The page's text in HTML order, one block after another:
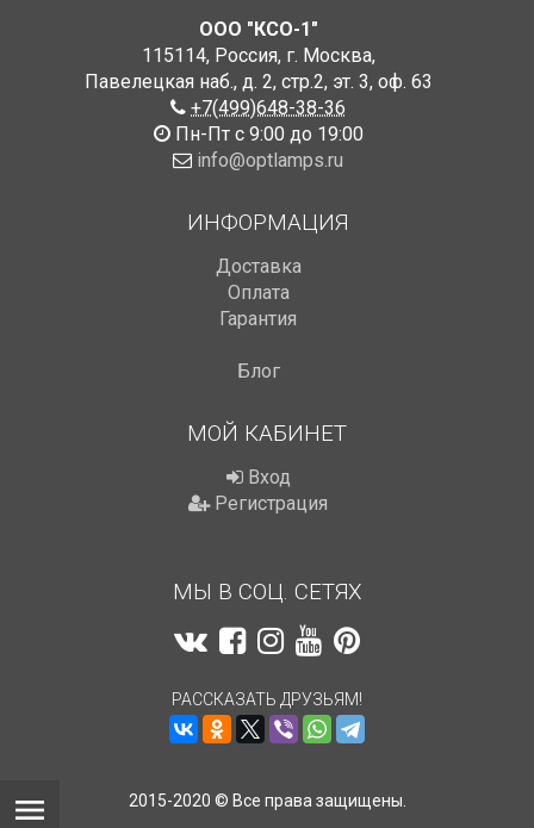
ООО "КСО-1"
115114, Россия, г. Москва,
Павелецкая наб., д. 2, стр.2, эт. 3, оф. 63
+7(499)648-38-36
Пн-Пт с 9:00 до 19:00
info@optlamps.ru
ИНФОРМАЦИЯ
Доставка
Оплата
Гарантия
Блог
МОЙ КАБИНЕТ
Вход
Регистрация
МЫ В СОЦ. СЕТЯХ
РАССКАЗАТЬ ДРУЗЬЯМ!
2015-2020 © Все права защищены.